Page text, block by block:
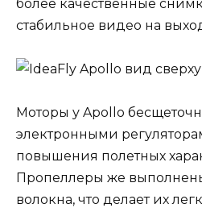
более качественные
стабильное видео на
Моторы у Apollo
электронными
повышения полетных
Пропеллеры же
волокна, что делает их